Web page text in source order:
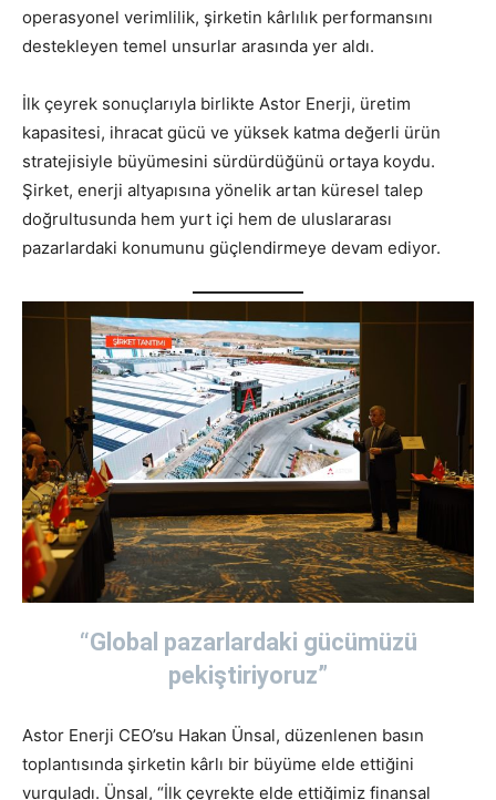
operasyonel verimlilik, şirketin kârlılık performansını
destekleyen temel unsurlar arasında yer aldı.
İlk çeyrek sonuçlarıyla birlikte Astor Enerji, üretim
kapasitesi, ihracat gücü ve yüksek katma değerli ürün
stratejisiyle büyümesini sürdürdüğünü ortaya koydu.
Şirket, enerji altyapısına yönelik artan küresel talep
doğrultusunda hem yurt içi hem de uluslararası
pazarlardaki konumunu güçlendirmeye devam ediyor.
“Global pazarlardaki gücümüzü
pekiştiriyoruz”
Astor Enerji CEO’su Hakan Ünsal, düzenlenen basın
toplantısında şirketin kârlı bir büyüme elde ettiğini
vurguladı. Ünsal, “İlk çeyrekte elde ettiğimiz finansal